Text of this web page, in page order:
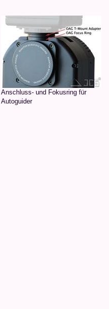
Anschluss- und Fokusring für
Autoguider